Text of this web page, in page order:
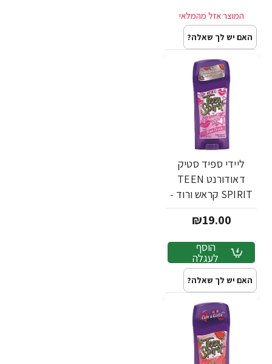
האם יש לך שאלה?
ליידי ספיד סטיק
דאודורנט TEEN
SPIRIT קראש ורוד -
65 גרם
₪19.00
הוסף
לעגלה
האם יש לך שאלה?